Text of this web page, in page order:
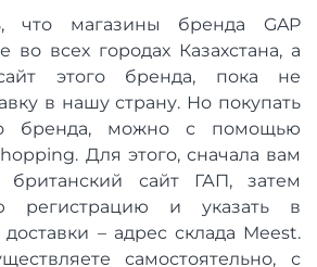
что магазины бренда GAP
во всех городах Казахстана, а
этого бренда, пока не
в нашу страну. Но покупать
бренда, можно с помощью
Для этого, сначала вам
сайт ГАП, затем
регистрацию и указать в
доставки – адрес склада Meest.
самостоятельно, с